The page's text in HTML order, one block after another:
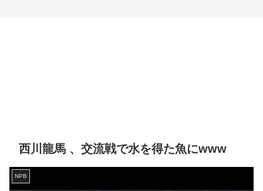
西川龍馬 、交流戦で水を得た魚にwww
NPB